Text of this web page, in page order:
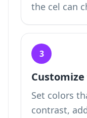
the cel can
3
Set colors
contrast,